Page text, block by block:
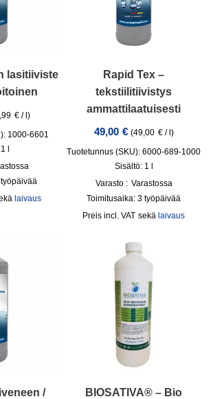
lasitiiviste
€/l)
1000-6601
laivaus
Rapid Tex –
tekstiilitiivistys
ammattilaatuisesti
49,00 € (49,00 €/l)
Tuotetunnus (SKU): 6000-689-1000
Sisältö: 1
Varasto : Varastossa
Toimitusaika: 3 työpäivää
incl. VAT sekä laivaus
/ BIOSATIVA® – Bio